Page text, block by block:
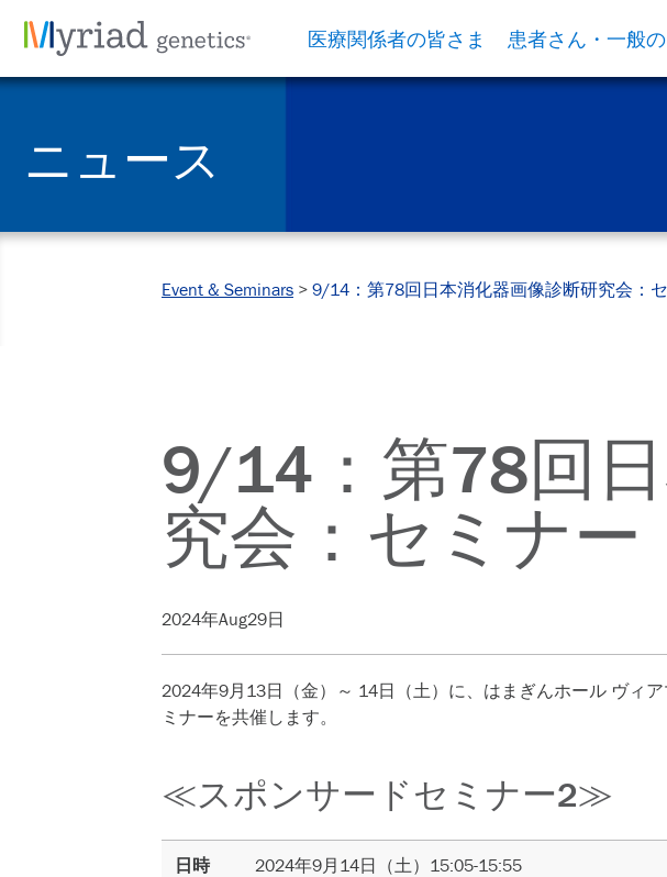
医療関係者の皆さま 患者さん・一般
ニュース
Event & Seminars > 9/14：第78回日本消化器画像診断研究会：
9/14：第78回
究会：セミナー
2024年Aug29日
2024年9月13日（金）～ 14日（土）に、はまぎんホール ヴィ
ミナーを共催します。
≪スポンサードセミナー2≫
日時 2024年9月14日（土）15:05-15:55